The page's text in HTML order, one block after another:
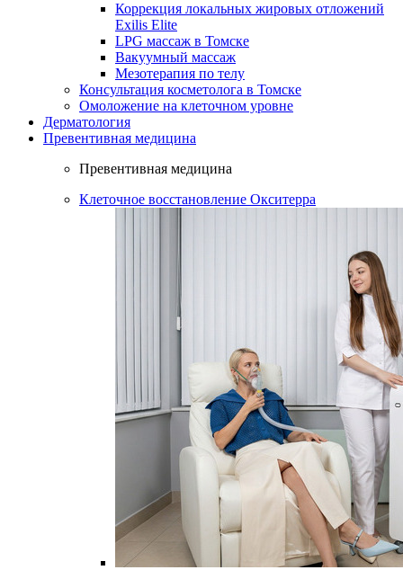
Коррекция локальных жировых отложений
Exilis Elite
LPG массаж в Томске
Вакуумный массаж
Мезотерапия по телу
Консультация косметолога в Томске
Омоложение на клеточном уровне
Дерматология
Превентивная медицина
Превентивная медицина
Клеточное восстановление Окситерра